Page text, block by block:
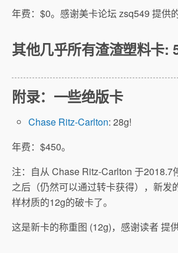
年费：$0。感谢美卡论坛 zsq549 提供
其他几乎所有渣渣塑料卡:
附录：一些绝版卡
Chase Ritz-Carlton: 28g!
年费：$450。
注：自从 Chase Ritz-Carlton 于2018.7
之后（仍然可以通过转卡获得），新发
样材质的12g的破卡了。
这是新卡的称重图 (12g)，感谢读者 提供